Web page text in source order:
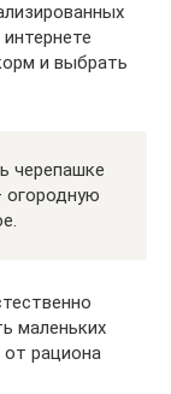
и выбрать
черепашке
огородную
маленьких
от рациона